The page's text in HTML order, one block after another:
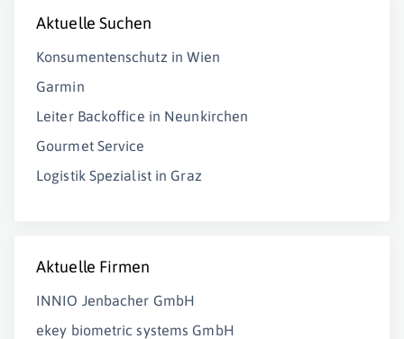
Aktuelle Suchen
Konsumentenschutz in Wien
Garmin
Leiter Backoffice in Neunkirchen
Gourmet Service
Logistik Spezialist in Graz
Aktuelle Firmen
INNIO Jenbacher GmbH
ekey biometric systems GmbH